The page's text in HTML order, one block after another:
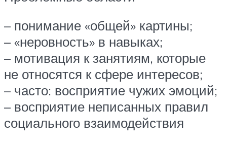
– понимание «общей» картины;
– «неровность» в навыках;
– мотивация к занятиям, которые
не относятся к сфере интересов;
– часто: восприятие чужих эмоций;
– восприятие неписанных правил
социального взаимодействия